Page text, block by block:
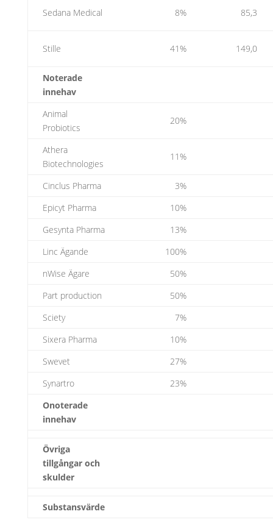
Sedana Medical 8% 85,3
Stille 41% 149,0
Noterade
innehav
Animal
Probiotics
20%
Athera
Biotechnologies
11%
Cinclus Pharma
3%
Epicyt Pharma
10%
Gesynta Pharma
13%
Linc Ägande
100%
nWise Ägare
50%
Part production
50%
Sciety
7%
Sixera Pharma
10%
Swevet
27%
Synartro
23%
Onoterade
innehav
Övriga
tillgångar och
skulder
Substansvärde